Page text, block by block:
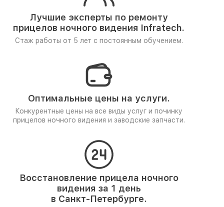
Лучшие эксперты по ремонту
прицелов ночного видения Infratech.
Стаж работы от 5 лет с постоянным обучением.
Оптимальные цены на услуги.
Конкурентные цены на все виды услуг и починку
прицелов ночного видения и заводские запчасти.
Восстановление прицела ночного
видения за 1 день
в Санкт-Петербурге.